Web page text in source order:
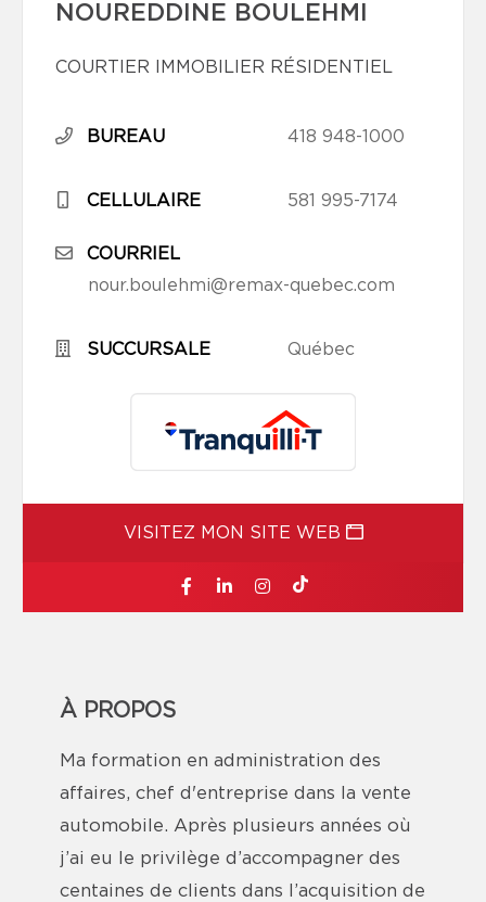
NOUREDDINE BOULEHMI
COURTIER IMMOBILIER RÉSIDENTIEL
BUREAU 418 948-1000
CELLULAIRE 581 995-7174
COURRIEL
nour.boulehmi@remax-quebec.com
SUCCURSALE Québec
VISITEZ MON SITE WEB
À PROPOS
Ma formation en administration des
affaires, chef d'entreprise dans la vente
automobile. Après plusieurs années où
j’ai eu le privilège d’accompagner des
centaines de clients dans l’acquisition de